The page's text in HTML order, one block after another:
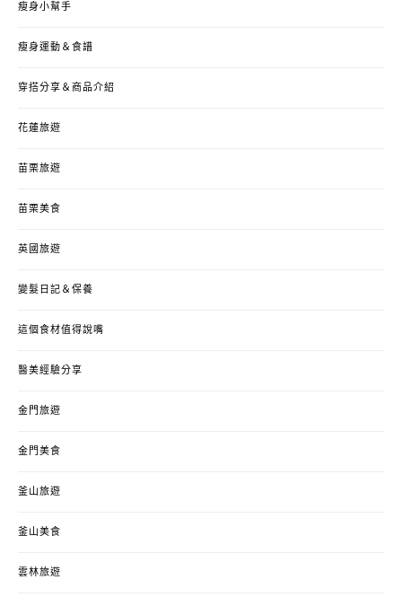
瘦身小幫手
瘦身運動＆食譜
穿搭分享＆商品介紹
花蓮旅遊
苗栗旅遊
苗栗美食
英國旅遊
變髮日記＆保養
這個食材值得說嘴
醫美經驗分享
金門旅遊
金門美食
釜山旅遊
釜山美食
雲林旅遊